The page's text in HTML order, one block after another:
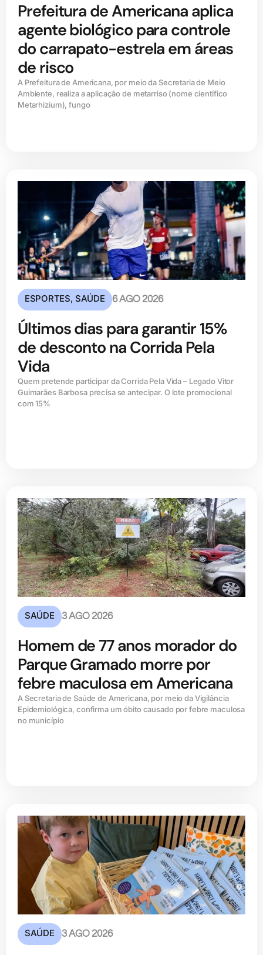
Prefeitura de Americana aplica
agente biológico para controle
do carrapato-estrela em áreas
de risco
A Prefeitura de Americana, por meio da Secretaria de Meio
Ambiente, realiza a aplicação de metarriso (nome científico
Metarhizium), fungo
ESPORTES,SAÚDE 6 AGO 2026
Últimos dias para garantir 15%
de desconto na Corrida Pela
Vida
Quem pretende participar da Corrida Pela Vida – Legado Vitor
Guimarães Barbosa precisa se antecipar. O lote promocional
com 15%
SAÚDE 3 AGO 2026
Homem de 77 anos morador do
Parque Gramado morre por
febre maculosa em Americana
A Secretaria de Saúde de Americana, por meio da Vigilância
Epidemiológica, confirma um óbito causado por febre maculosa
no município
SAÚDE 3 AGO 2026